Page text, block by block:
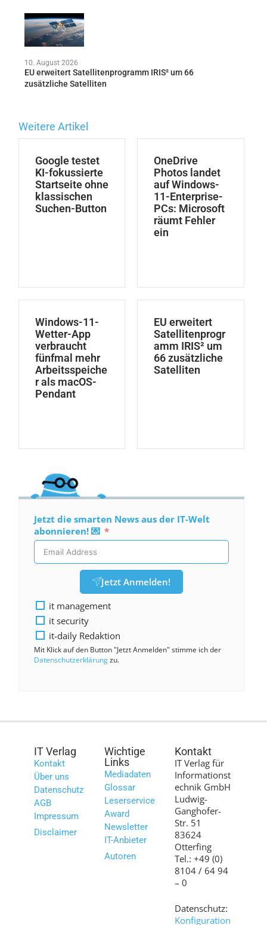
10. August 2026
EU erweitert Satellitenprogramm IRIS² um 66
zusätzliche Satelliten
Weitere Artikel
Google testet
KI-fokussierte
Startseite ohne
klassischen
Suchen-Button
OneDrive
Photos landet
auf Windows-
11-Enterprise-
PCs: Microsoft
räumt Fehler
ein
Windows-11-
Wetter-App
verbraucht
fünfmal mehr
Arbeitsspeiche
r als macOS-
Pendant
EU erweitert
Satellitenprogr
amm IRIS² um
66 zusätzliche
Satelliten
Jetzt die smarten News aus der IT-Welt
abonnieren! 💌
Jetzt Anmelden!
it management
it security
it-daily Redaktion
Mit Klick auf den Button "Jetzt Anmelden" stimme ich der
Datenschutzerklärungzu.
IT Verlag
Kontakt
Über uns
Datenschutz
AGB
Impressum
Disclaimer
Wichtige
Links
Mediadaten
Glossar
Leserservice
Award
Newsletter
IT-Anbieter
Autoren
Kontakt
IT Verlag für
Informationst
echnik GmbH
Ludwig-
Ganghofer-
Str. 51
83624
Otterfing
Tel.: +49 (0)
8104 / 64 94
– 0
Datenschutz:
Konfiguration